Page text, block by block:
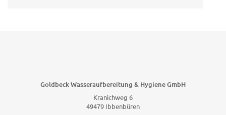
Goldbeck Wasseraufbereitung & Hygiene GmbH
Kranichweg 6
49479 Ibbenbüren